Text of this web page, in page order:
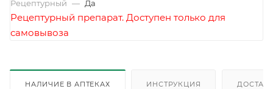
Рецептурный — Да
Рецептурный препарат. Доступен только для
самовывоза
НАЛИЧИЕ В АПТЕКАХ ИНСТРУКЦИЯ